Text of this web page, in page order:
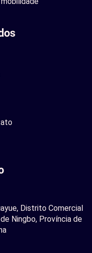
Distrito Comercial
Ningbo, Província de